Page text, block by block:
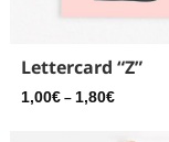
Lettercard “Z”
1,00€ – 1,80€